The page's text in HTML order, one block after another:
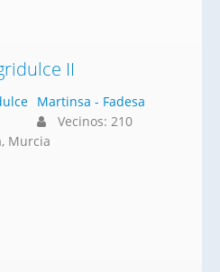
II
Martinsa - Fadesa
Vecinos: 210
Murcia